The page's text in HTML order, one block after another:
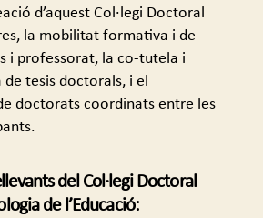
d’aquest Col·legi Doctoral
la mobilitat formativa i de
i professorat, la co-tutela i
tesis doctorals, i el
doctorats coordinats entre les
del Col·legi Doctoral
de l’Educació: